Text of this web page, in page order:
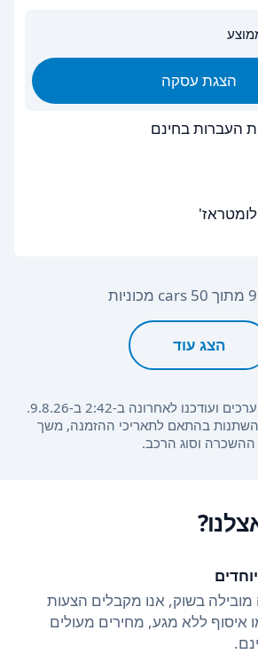
הצגת עסקה
העברות בחינם
הצג עוד
המחירים שלעיל משוערכים ועודכנו לאחרונה ב-2:42 ב-9.8.26.
בהתאם לתאריכי ההזמנה, משך
ההשכרה וסוג הרכב.
בשוק, אנו מקבלים הצעות
איסוף ללא מגע, מחירים מעולים